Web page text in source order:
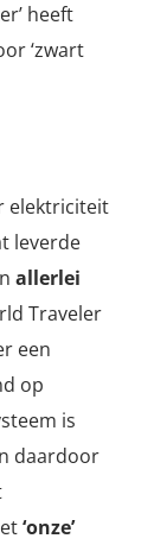
heeft
‘zwart
elektriciteit
leverde
allerlei
Traveler
een
op
is
daardoor
‘onze’